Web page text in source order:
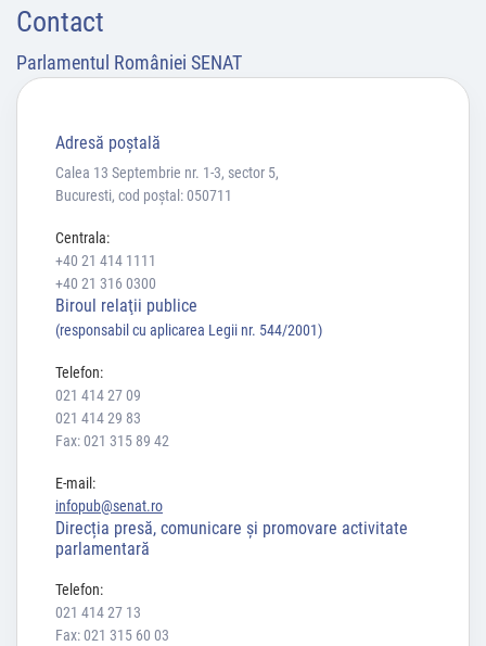
Contact
Parlamentul României SENAT
Adresă poştală
Calea 13 Septembrie nr. 1-3, sector 5,
Bucuresti, cod poștal: 050711
Centrala:
+40 21 414 1111
+40 21 316 0300
Biroul relaţii publice
(responsabil cu aplicarea Legii nr. 544/2001)
Telefon:
021 414 27 09
021 414 29 83
Fax: 021 315 89 42
E-mail:
infopub@senat.ro
Direcția presă, comunicare și promovare activitate
parlamentară
Telefon:
021 414 27 13
Fax: 021 315 60 03